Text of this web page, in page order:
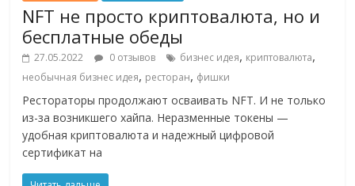
NFT не просто криптовалюта, но и
бесплатные обеды
27.05.2022 0 отзывов бизнес идея, криптовалюта,
необычная бизнес идея, ресторан, фишки
Рестораторы продолжают осваивать NFT. И не только
из-за возникшего хайпа. Неразменные токены —
удобная криптовалюта и надежный цифровой
сертификат на